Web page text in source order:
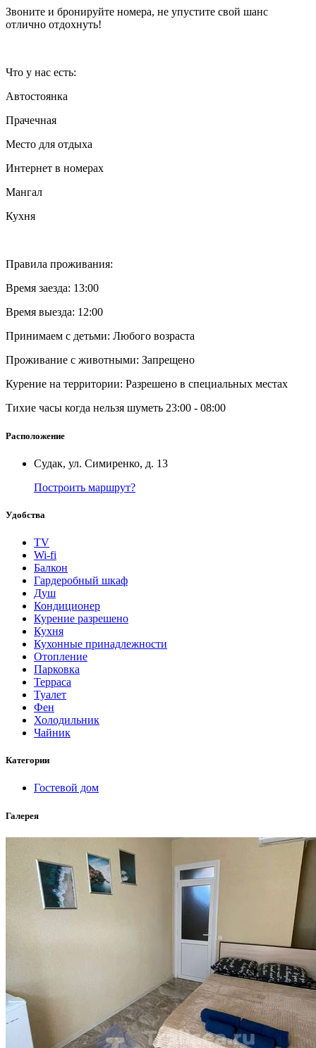
Звоните и бронируйте номера, не упустите свой шанс
отлично отдохнуть!
Что у нас есть:
Автостоянка
Прачечная
Место для отдыха
Интернет в номерах
Мангал
Кухня
Правила проживания:
Время заезда: 13:00
Время выезда: 12:00
Принимаем с детьми: Любого возраста
Проживание с животными: Запрещено
Курение на территории: Разрешено в специальных местах
Тихие часы когда нельзя шуметь 23:00 - 08:00
Расположение
Судак, ул. Симиренко, д. 13
Построить маршрут?
Удобства
TV
Wi-fi
Балкон
Гардеробный шкаф
Душ
Кондиционер
Курение разрешено
Кухня
Кухонные принадлежности
Отопление
Парковка
Терраса
Туалет
Фен
Холодильник
Чайник
Категории
Гостевой дом
Галерея